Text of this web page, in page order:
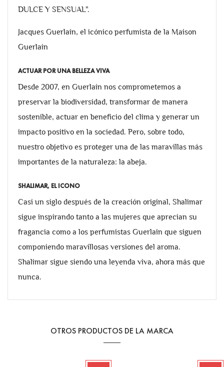
DULCE Y SENSUAL".
Jacques Guerlain, el icónico perfumista de la Maison
Guerlain
ACTUAR POR UNA BELLEZA VIVA
Desde 2007, en Guerlain nos comprometemos a
preservar la biodiversidad, transformar de manera
sostenible, actuar en beneficio del clima y generar un
impacto positivo en la sociedad. Pero, sobre todo,
nuestro objetivo es proteger una de las maravillas más
importantes de la naturaleza: la abeja.
SHALIMAR, EL ICONO
Casi un siglo después de la creación original, Shalimar
sigue inspirando tanto a las mujeres que aprecian su
fragancia como a los perfumistas Guerlain que siguen
componiendo maravillosas versiones del aroma.
Shalimar sigue siendo una leyenda viva, ahora más que
nunca.
OTROS PRODUCTOS DE LA MARCA